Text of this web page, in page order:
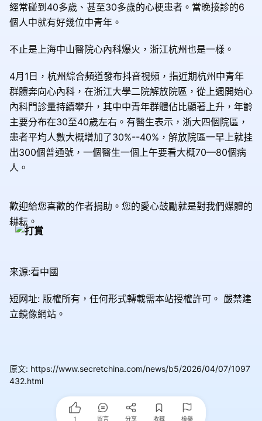
經常碰到40多歲、甚至30多歲的心梗患者。當晚接診的6
個人中就有好幾位中青年。
不止是上海中山醫院心內科爆火，浙江杭州也是一樣。
4月1日，杭州綜合頻道發布抖音視頻，指近期杭州中青年
群體奔向心內科，在浙江大學二院解放院區，從上週開始心
內科門診量持續攀升，其中中青年群體佔比顯著上升，年齡
主要分布在30至40歲左右。有醫生表示，浙大四個院區，
患者平均人數大概增加了30%--40%，解放院區一早上就挂
出300個普通號，一個醫生一個上午要看大概70—80個病
人。
歡迎給您喜歡的作者捐助。您的愛心鼓勵就是對我們媒體的
耕耘。
来源:看中國
短网址: 版權所有，任何形式轉載需本站授權許可。 嚴禁建
立鏡像網站。
原文: https://www.secretchina.com/news/b5/2026/04/07/1097
432.html
1 留言 分享 收藏 檢舉